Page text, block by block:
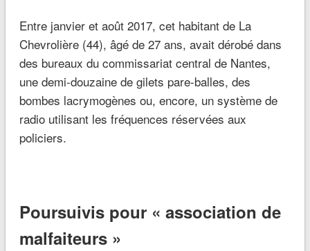
Entre janvier et août 2017, cet habitant de La
Chevrolière (44), âgé de 27 ans, avait dérobé dans
des bureaux du commissariat central de Nantes,
une demi-douzaine de gilets pare-balles, des
bombes lacrymogènes ou, encore, un système de
radio utilisant les fréquences réservées aux
policiers.
Poursuivis pour « association de
malfaiteurs »